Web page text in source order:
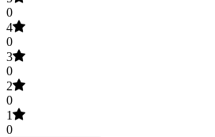
0
4
0
3
0
2
0
1
0